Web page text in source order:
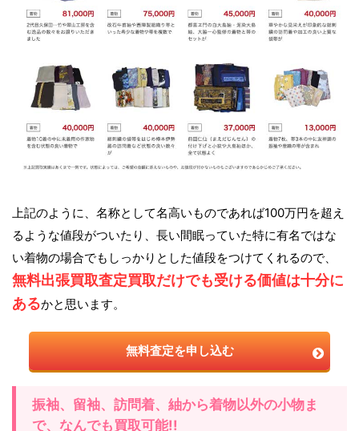
上記のように、名称として名高いものであれば100万円を超え
るような値段がついたり、長い間眠っていた特に有名ではな
い着物の場合でもしっかりとした値段をつけてくれるので、
無料出張買取査定買取だけでも受ける価値は十分に
あるかと思います。
無料査定を申し込む
振袖、留袖、訪問着、紬から着物以外の小物ま
で、なんでも買取可能!!